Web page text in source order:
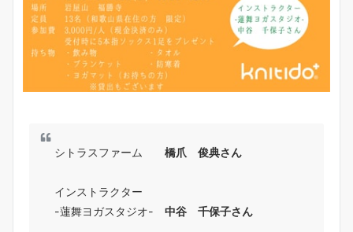
シトラスファーム 橋爪 俊典さん
インストラクター
-蓮舞ヨガスタジオ- 中谷 千保子さん